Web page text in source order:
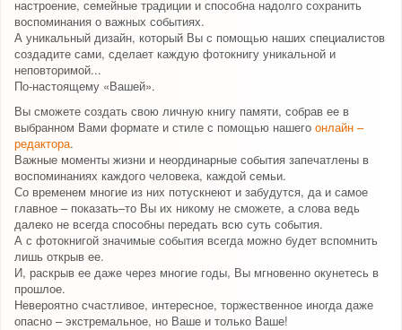
настроение, семейные традиции и способна надолго сохранить
воспоминания о важных событиях.
А уникальный дизайн, который Вы с помощью наших специалистов
создадите сами, сделает каждую фотокнигу уникальной и
неповторимой...
По-настоящему «Вашей».
Вы сможете создать свою личную книгу памяти, собрав ее в
выбранном Вами формате и стиле с помощью нашего онлайн –
редактора.
Важные моменты жизни и неординарные события запечатлены в
воспоминаниях каждого человека, каждой семьи.
Со временем многие из них потускнеют и забудутся, да и самое
главное – показать–то Вы их никому не сможете, а слова ведь
далеко не всегда способны передать всю суть события.
А с фотокнигой значимые события всегда можно будет вспомнить
лишь открыв ее.
И, раскрыв ее даже через многие годы, Вы мгновенно окунетесь в
прошлое.
Невероятно счастливое, интересное, торжественное иногда даже
опасно – экстремальное, но Ваше и только Ваше!